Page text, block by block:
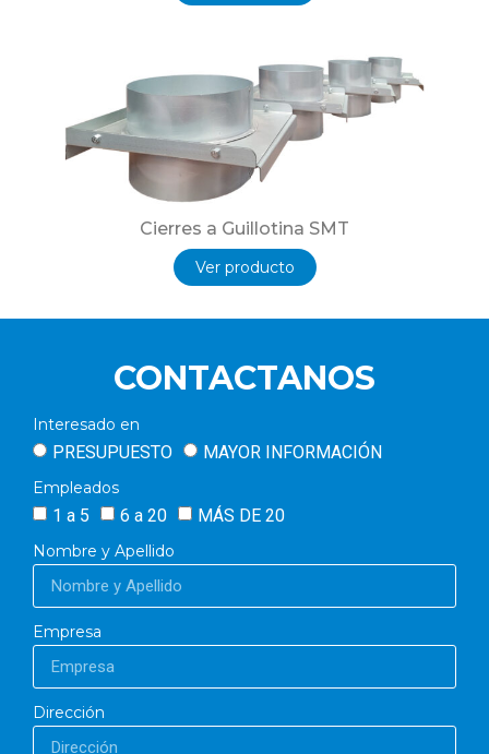
Cierres a Guillotina SMT
Ver producto
CONTACTANOS
Interesado en
PRESUPUESTO MAYOR INFORMACIÓN
Empleados
1 a 5 6 a 20 MÁS DE 20
Nombre y Apellido
Empresa
Dirección